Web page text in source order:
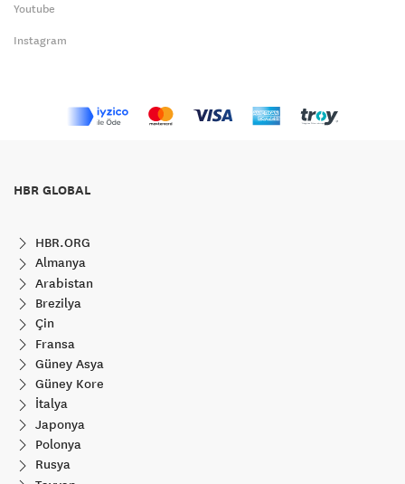
Youtube
Instagram
HBR GLOBAL
HBR.ORG
Almanya
Arabistan
Brezilya
Çin
Fransa
Güney Asya
Güney Kore
İtalya
Japonya
Polonya
Rusya